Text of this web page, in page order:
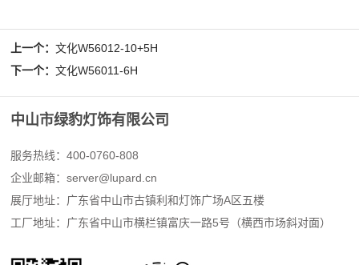
上一个：文化W56012-10+5H
下一个：文化W56011-6H
中山市绿豹灯饰有限公司
服务热线：400-0760-808
企业邮箱：server@lupard.cn
展厅地址：广东省中山市古镇利和灯饰广场A区五楼
工厂地址：广东省中山市横栏镇富庆一路5号（横西市场斜对面）